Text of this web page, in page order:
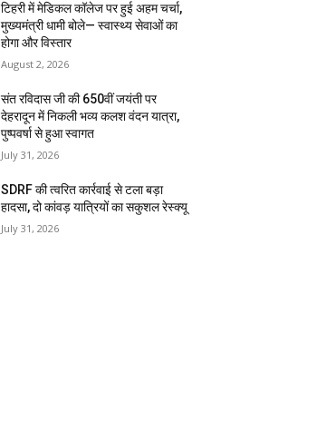
टिहरी में मेडिकल कॉलेज पर हुई अहम चर्चा,
मुख्यमंत्री धामी बोले— स्वास्थ्य सेवाओं का
होगा और विस्तार
August 2, 2026
संत रविदास जी की 650वीं जयंती पर
देहरादून में निकली भव्य कलश वंदन यात्रा,
पुष्पवर्षा से हुआ स्वागत
July 31, 2026
SDRF की त्वरित कार्रवाई से टला बड़ा
हादसा, दो कांवड़ यात्रियों का सकुशल रेस्क्यू
July 31, 2026